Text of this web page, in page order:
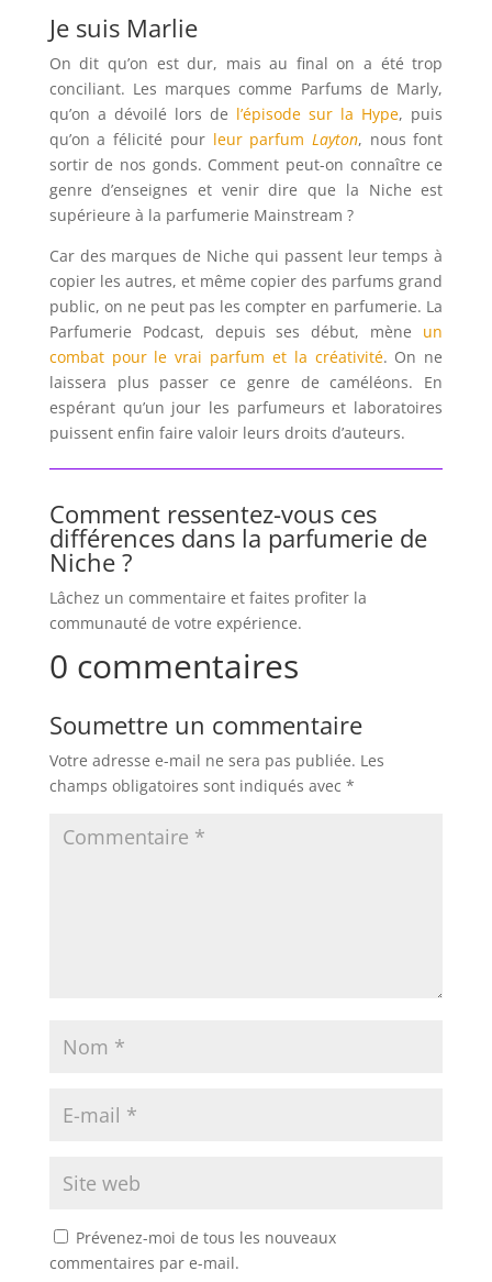
Je suis Marlie
On dit qu’on est dur, mais au final on a été trop
conciliant. Les marques comme Parfums de Marly,
qu’on a dévoilé lors de l’épisode sur la Hype, puis
qu’on a félicité pour leur parfum Layton, nous font
sortir de nos gonds. Comment peut-on connaître ce
genre d’enseignes et venir dire que la Niche est
supérieure à la parfumerie Mainstream ?
Car des marques de Niche qui passent leur temps à
copier les autres, et même copier des parfums grand
public, on ne peut pas les compter en parfumerie. La
Parfumerie Podcast, depuis ses début, mène un
combat pour le vrai parfum et la créativité. On ne
laissera plus passer ce genre de caméléons. En
espérant qu’un jour les parfumeurs et laboratoires
puissent enfin faire valoir leurs droits d’auteurs.
Comment ressentez-vous ces
différences dans la parfumerie de
Niche ?
Lâchez un commentaire et faites profiter la
communauté de votre expérience.
0 commentaires
Soumettre un commentaire
Votre adresse e-mail ne sera pas publiée. Les
champs obligatoires sont indiqués avec *
Prévenez-moi de tous les nouveaux
commentaires par e-mail.